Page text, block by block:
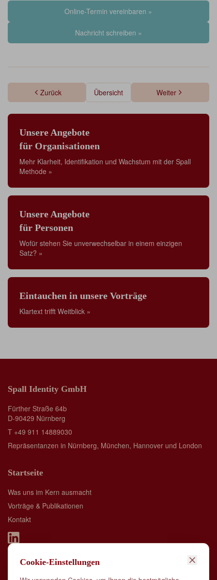
Cookie-Einstellungen
Online-Termin vereinbaren »
Nachricht schreiben »
Zurück Übersicht Weiter
Unsere Angebote
für Organisationen
Mehr Klarheit, Identifikation und Wachstum mit der Spall
Methode »
Unsere Angebote
für Personen
Wofür stehen Sie unverwechselbar in einem einzigen
Satz? »
Eintauchen in unsere Vorträge
Klartext trifft Weitblick »
Spall Identity GmbH
Fürther Straße 64b
D-90429 Nürnberg
T +49 911 14889030
Repräsentanzen in Nürnberg, München, Hannover und London
Startseite
Was uns im Kern ausmacht
Vorträge & Publikationen
Kontakt
Spall Identity is member of: